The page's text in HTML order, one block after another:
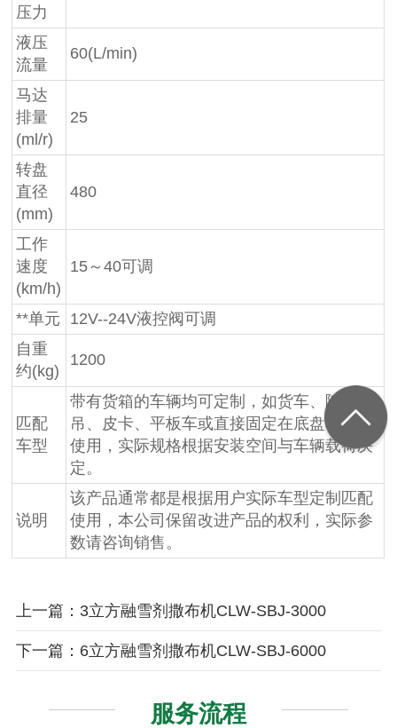
压力
液压
流量
60(L/min)
马达
排量
(ml/r)
25
转盘
直径
(mm)
480
工作
速度
(km/h)
15～40可调
**单元
12V--24V液控阀可调
自重
约(kg)
1200
匹配
车型
带有货箱的车辆均可定制，如货车、随车
吊、皮卡、平板车或直接固定在底盘车架上
使用，实际规格根据安装空间与车辆载荷决
定。
说明
该产品通常都是根据用户实际车型定制匹配
使用，本公司保留改进产品的权利，实际参
数请咨询销售。
上一篇：3立方融雪剂撒布机CLW-SBJ-3000
下一篇：6立方融雪剂撒布机CLW-SBJ-6000
服务流程